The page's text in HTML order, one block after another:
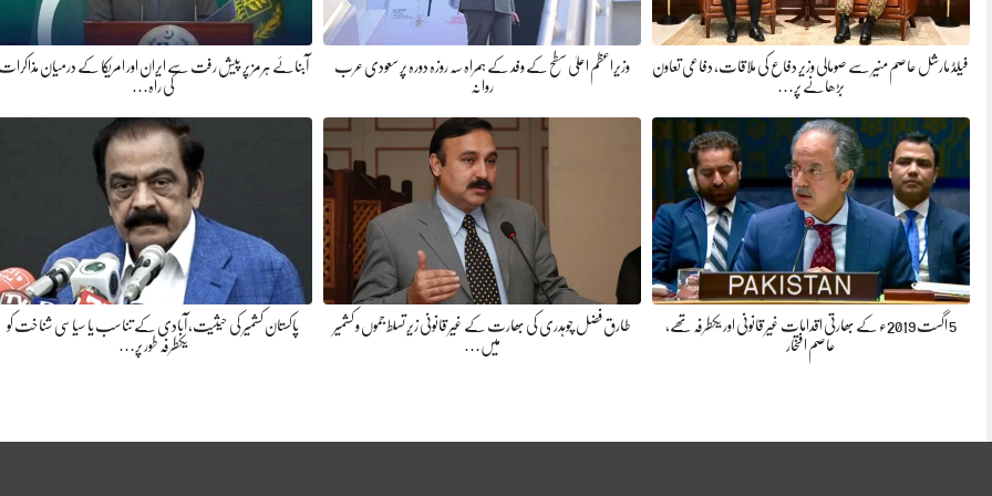
فیلڈ مارشل عاصم منیر سے صومالی وزیر دفاع کی ملاقات، دفاعی تعاون
بڑھانے پر…
وزیراعظم اعلیٰ سطح کے وفد کے ہمراہ سہ روزہ دورہ پر سعودی عرب
روانہ
آبنائے ہرمز پر پیش رفت سے ایران اور امریکا کے درمیان مذاکرات
کی راہ…
5 اگست 2019ء کے بھارتی اقدامات غیر قانونی اور یکطرفہ تھے،
عاصم افتخار
طارق فضل چوہدری کی بھارت کے غیر قانونی زیر تسلط جموں و کشمیر
میں…
پاکستان کشمیر کی حیثیت، آبادی کے تناسب یا سیاسی شناخت کو
یکطرفہ طور پر…